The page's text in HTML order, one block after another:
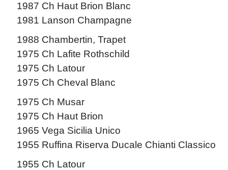
1987 Ch Haut Brion Blanc
1981 Lanson Champagne
1988 Chambertin, Trapet
1975 Ch Lafite Rothschild
1975 Ch Latour
1975 Ch Cheval Blanc
1975 Ch Musar
1975 Ch Haut Brion
1965 Vega Sicilia Unico
1955 Ruffina Riserva Ducale Chianti Classico
1955 Ch Latour